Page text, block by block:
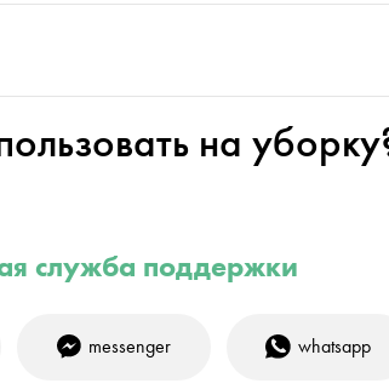
на
служба поддержки
messenger whatsapp